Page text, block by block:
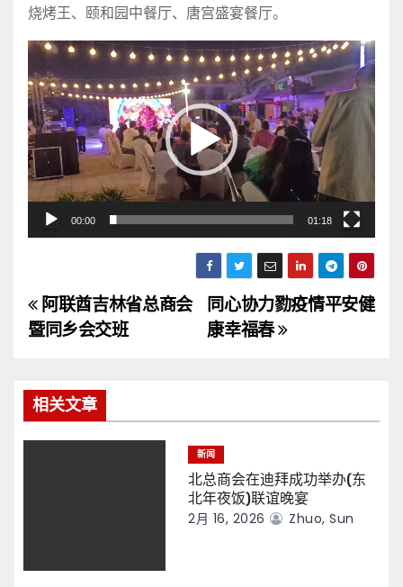
烧烤王、颐和园中餐厅、唐宫盛宴餐厅。
视
频
播
放
器
00:00 01:18
文
章
导
航
同心协力勠疫情平安健
康幸福春
阿联酋吉林省总商会
暨同乡会交班
相关文章
新闻
北总商会在迪拜成功举办(东
北年夜饭)联谊晚宴
2月 16, 2026 Zhuo, Sun